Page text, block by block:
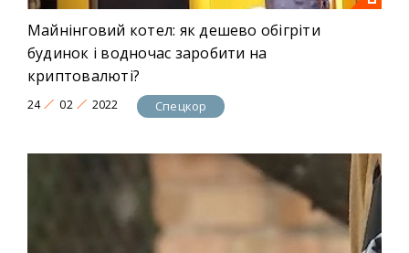
Майнінговий котел: як дешево обігріти
будинок і водночас заробити на
криптовалюті?
24 02 2022 Спецкор